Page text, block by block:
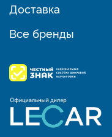
Доставка
Все бренды